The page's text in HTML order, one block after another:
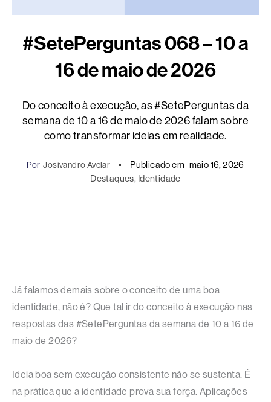
#SetePerguntas 068 – 10 a
16 de maio de 2026
Do conceito à execução, as #SetePerguntas da
semana de 10 a 16 de maio de 2026 falam sobre
como transformar ideias em realidade.
Por Josivandro Avelar Publicado em maio 16, 2026
Destaques, Identidade
Já falamos demais sobre o conceito de uma boa
identidade, não é? Que tal ir do conceito à execução nas
respostas das #SetePerguntas da semana de 10 a 16 de
maio de 2026?
Ideia boa sem execução consistente não se sustenta. É
na prática que a identidade prova sua força. Aplicações